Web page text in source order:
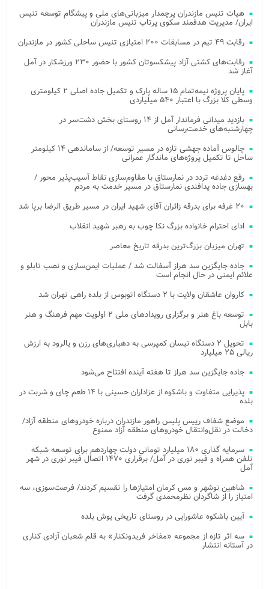
هیات تنیس مازندران پرچمدار میزبانی‌های ملی و پیشگام توسعه تنیس
ایران/ مدیریت هدفمند سکوی پرتاب تنیس مازندران
رقابت ۴۹ تیم در مسابقات ۲۰۰ امتیازی تنیس ساحلی کشور در مازندران
رقابت‌های کشتی آزاد پیشکسوتان کشور با حضور ۲۳۰ ورزشکار در آمل
آغاز شد
پایان پروژه نیمه‌تمام ۱۵ ساله پارک و تکمیل جاده اصلی ۲ کیلومتری
وسطی کلا بزرگ با اعتبار ۵۴۰ میلیاردی
بازدید میدانی فرماندار آمل از ۱۴ روستای بخش دشت‌سر در
چهارشنبه‌های خدمت‌رسانی
چالوس آماده جهشی تازه در مسیر توسعه/ از ساماندهی ۱۴ کیلومتر
ساحل تا تکمیل پروژه‌های ماندگار عمرانی
رفع دغدغه تردد در نمارستاق با مقاوم‌سازی نقاط آسیب‌پذیر محور /
بهسازی جاده پدافندی نمارستاق در مسیر خدمت به مردم
۲۰ غرفه برای بدرقه زائران آقای شهید ایران در مسیر طریق الرضا برپا شد
ادای احترام خانواده بزرگ نکا چوب به رهبر شهید انقلاب
تهران میزبان بزرگ‌ترین بدرقه تاریخ معاصر
جاده جایگزین سد هراز آسفالت شد / عملیات ایمن‌سازی و نصب تابلو و
علائم ایمنی در حال انجام است
کاروان عاشقان ولایت با ۲ دستگاه اتوبوس از بلده راهی تهران شد
توسعه باغ هنر و برگزاری رویدادهای ملی ۲ اولویت مهم فرهنگ و هنر
بابل
تحویل ۲ دستگاه نیسان کمپرسی به دهیاری‌های رزن و یالرود به ارزش
ریالی ۲۵ میلیارد
جاده جایگزین سد هراز تا هفته آینده افتتاح می‌شود
پذیرایی متفاوت و باشکوه از عزاداران حسینی با ۱۴ طعم چای و شربت در
بلده
موضع شفاف رییس پلیس راهور مازندران درباره خودروهای منطقه آزاد/
دخالت در نقل‌وانتقال خودروهای منطقه آزاد ممنوع
سرمایه گذاری ۱۸۰ میلیارد تومانی دولت چهاردهم برای توسعه شبکه
تلفن همراه و فیبر نوری در آمل/ برقراری ۱۴۷۰ اتصال فیبر نوری در شهر
آمل
شاهین نوشهر و مس کرمان امتیازها را تقسیم کردند/ فرصت‌سوزی، سه
امتیاز را از شاگردان نظرمحمدی گرفت
آیین باشکوه عاشورایی در روستای تاریخی یوش بلده
سه اثر تازه از مجموعه «مفاخر فریدونکنار» به قلم شعبان آزادی کناری
در آستانه انتشار